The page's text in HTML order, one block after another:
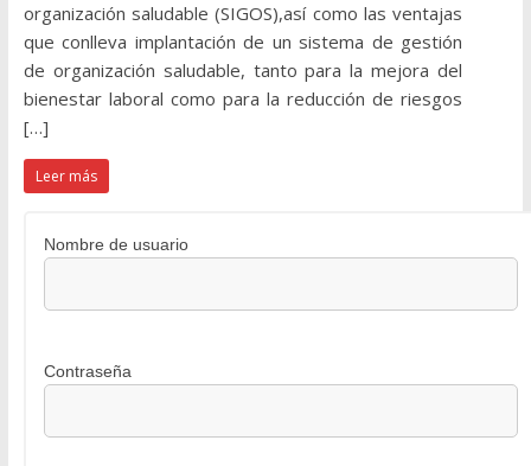
organización saludable (SIGOS),así como las ventajas
que conlleva implantación de un sistema de gestión
de organización saludable, tanto para la mejora del
bienestar laboral como para la reducción de riesgos
[…]
Leer más
Nombre de usuario
Contraseña